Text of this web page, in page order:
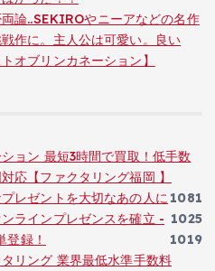
論..SEKIROやニーアなどの名作
作に。主人公は可愛い。良い
オブリンカネーション】
ョン 最短3時間で買取！低手数
応【ファクタリング福岡 】
1081
レゼントを大切なあの人に
1025
ラインプレゼンスを確立 -
録！
1019
リング 業界最低水準手数料